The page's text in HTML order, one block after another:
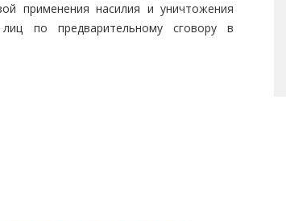
применения насилия и уничтожения
по предварительному сговору в